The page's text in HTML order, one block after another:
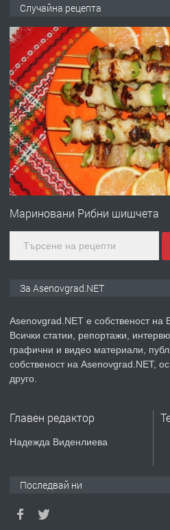
ПРЕДЛАГА
със
ПРЕДЛАГА
ПРЕДЛАГА
Давам
ремонт на
Случайна рецепта
Мариновани Рибни шишчета
За Asenovgrad.NET
Asenovgrad.NET е собственост
Всички статии, репортажи,
графични и видео материали,
собственост на Asenovgrad.NET,
друго.
Главен редактор
Надежда Виденлиева
Последвай ни